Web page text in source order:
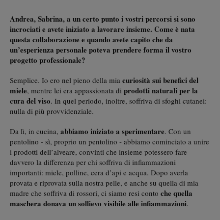
Andrea, Sabrina, a un certo punto i vostri percorsi si sono
incrociati e avete iniziato a lavorare insieme. Come è nata
questa collaborazione e quando avete capito che da
un’esperienza personale poteva prendere forma il vostro
progetto professionale?
Semplice. Io ero nel pieno della mia curiosità sui benefici del
miele, mentre lei era appassionata di prodotti naturali per la
cura del viso. In quel periodo, inoltre, soffriva di sfoghi cutanei:
nulla di più provvidenziale.
Da lì, in cucina, abbiamo iniziato a sperimentare. Con un
pentolino - sì, proprio un pentolino - abbiamo cominciato a unire
i prodotti dell’alveare, convinti che insieme potessero fare
davvero la differenza per chi soffriva di infiammazioni
importanti: miele, polline, cera d’api e acqua. Dopo averla
provata e riprovata sulla nostra pelle, e anche su quella di mia
madre che soffriva di rossori, ci siamo resi conto che quella
maschera donava un sollievo visibile alle infiammazioni.